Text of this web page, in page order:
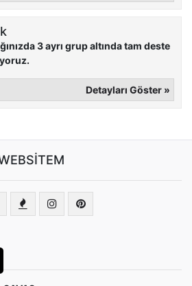
3 ayrı grup altında tam deste
Detayları Göster »